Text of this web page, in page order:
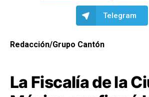
Telegram
Redacción/Grupo Cantón
La Fiscalía de la